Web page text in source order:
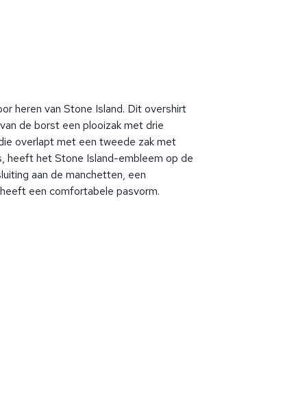
heren van Stone Island. Dit overshirt
de borst een plooizak met drie
overlapt met een tweede zak met
heeft het Stone Island-embleem op de
aan de manchetten, een
een comfortabele pasvorm.